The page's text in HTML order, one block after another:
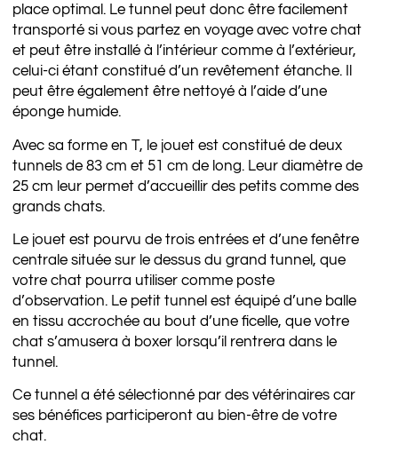
place optimal. Le tunnel peut donc être facilement
transporté si vous partez en voyage avec votre chat
et peut être installé à l’intérieur comme à l’extérieur,
celui-ci étant constitué d’un revêtement étanche. Il
peut être également être nettoyé à l’aide d’une
éponge humide.
Avec sa forme en T, le jouet est constitué de deux
tunnels de 83 cm et 51 cm de long. Leur diamètre de
25 cm leur permet d’accueillir des petits comme des
grands chats.
Le jouet est pourvu de trois entrées et d’une fenêtre
centrale située sur le dessus du grand tunnel, que
votre chat pourra utiliser comme poste
d’observation. Le petit tunnel est équipé d’une balle
en tissu accrochée au bout d’une ficelle, que votre
chat s’amusera à boxer lorsqu’il rentrera dans le
tunnel.
Ce tunnel a été sélectionné par des vétérinaires car
ses bénéfices participeront au bien-être de votre
chat.